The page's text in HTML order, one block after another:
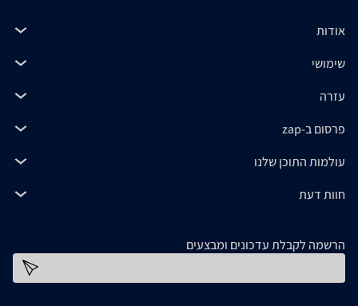
אודות
שימושי
עזרה
פרסום ב-zap
עולמות התוכן שלנו
חוות דעת
הרשמה לקבלת עדכונים ומבצעים